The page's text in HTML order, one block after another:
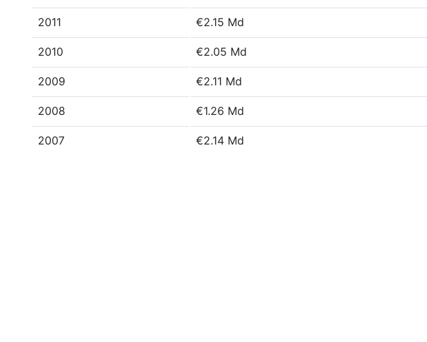
2011 €2.15 Md
2010 €2.05 Md
2009 €2.11 Md
2008 €1.26 Md
2007 €2.14 Md